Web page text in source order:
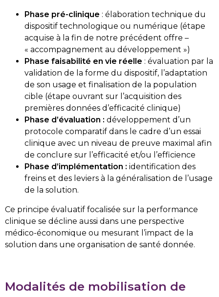
Phase pré-clinique : élaboration technique du
dispositif technologique ou numérique (étape
acquise à la fin de notre précédent offre –
« accompagnement au développement »)
Phase faisabilité en vie réelle : évaluation par la
validation de la forme du dispositif, l’adaptation
de son usage et finalisation de la population
cible (étape ouvrant sur l’acquisition des
premières données d’efficacité clinique)
Phase d’évaluation : développement d’un
protocole comparatif dans le cadre d’un essai
clinique avec un niveau de preuve maximal afin
de conclure sur l’efficacité et/ou l’efficience
Phase d’implémentation : identification des
freins et des leviers à la généralisation de l’usage
de la solution.
Ce principe évaluatif focalisée sur la performance
clinique se décline aussi dans une perspective
médico-économique ou mesurant l’impact de la
solution dans une organisation de santé donnée.
Modalités de mobilisation de